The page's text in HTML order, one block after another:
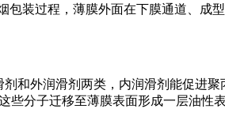
包装过程，薄膜外面在下膜通道、
和外润滑剂两类，内润滑剂能促进
分子迁移至薄膜表面形成一层油